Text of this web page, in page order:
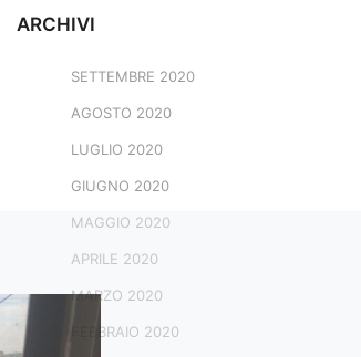
ARCHIVI
SETTEMBRE 2020
AGOSTO 2020
LUGLIO 2020
GIUGNO 2020
MAGGIO 2020
APRILE 2020
MARZO 2020
FEBBRAIO 2020